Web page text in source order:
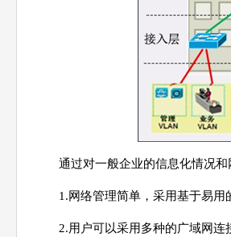
通过对一般企业的信息化情况
1.网络管理简单，采用基于易用
2.用户可以采用多种的广域网连